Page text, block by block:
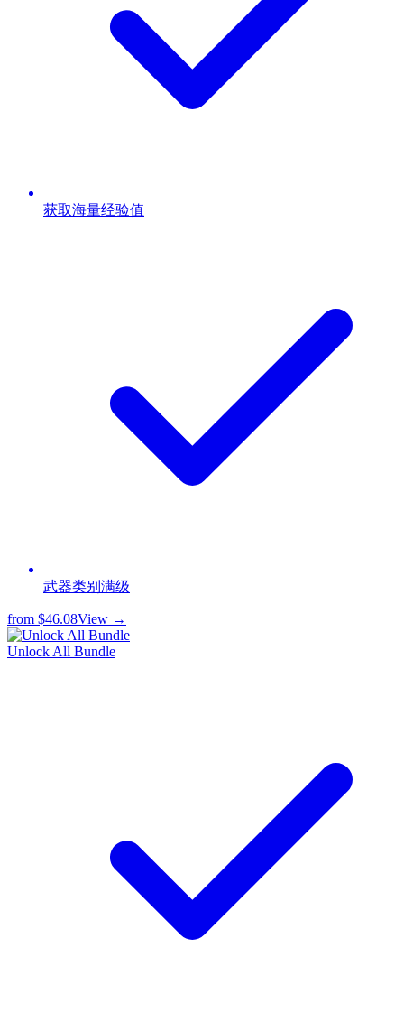
获取海量经验值
武器类别满级
from $46.08View →
Unlock All Bundle